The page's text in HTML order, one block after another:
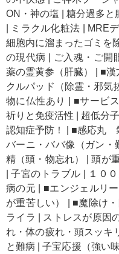
ON・神の塩
糖分過多と
ミラクル化粧法 MRE
細胞内に溜まったゴミを
の現代病
ご入魂・ご開
薬の霊黄参（肝臓）
■漢
クルパッド（除霊・邪気
物に仏性あり
■サービ
祈りと免疫活性
超低分
認知症予防！
■感応丸
バーニ・ババ像（ガン・
精（頭・物忘れ）
|頭が
|子宮のトラブル １０
病の元
■エンジェルリ
が重苦しい）
■魔除け
ライラ
ストレスが原因
れ・体の疲れ・頭スッキ
と難病 |子宝応援（強い味